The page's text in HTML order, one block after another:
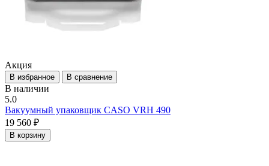
Акция
В избранное В сравнение
В наличии
5.0
Вакуумный упаковщик CASO VRH 490
19 560 ₽
В корзину